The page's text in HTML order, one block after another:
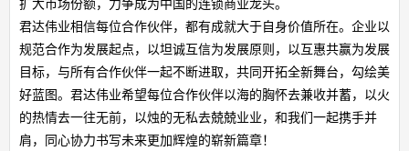
扩大市场份额，力争成为中国的连锁商业龙头。
君达伟业相信每位合作伙伴，都有成就大于自身价值所在。企业以
规范合作为发展起点，以坦诚互信为发展原则，以互惠共赢为发展
目标，与所有合作伙伴一起不断进取，共同开拓全新舞台，勾绘美
好蓝图。君达伟业希望每位合作伙伴以海的胸怀去兼收并蓄，以火
的热情去一往无前，以烛的无私去兢兢业业，和我们一起携手并
肩，同心协力书写未来更加辉煌的崭新篇章！